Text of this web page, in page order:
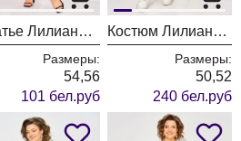
Платье Лилиана 1546
Размеры:
54,56
101 бел.руб
Костюм Лилиана 1545
Размеры:
50,52
240 бел.руб